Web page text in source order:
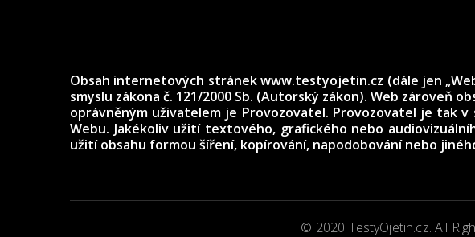
Obsah internetových stránek www.testyojetin.cz (dále jen
smyslu zákona č. 121/2000 Sb. (Autorský zákon). Web zároveň
oprávněným uživatelem je Provozovatel. Provozovatel je tak v
Webu. Jakékoliv užití textového, grafického nebo
užití obsahu formou šíření, kopírování, napodobování nebo
© 2020 TestyOjetin.cz. All